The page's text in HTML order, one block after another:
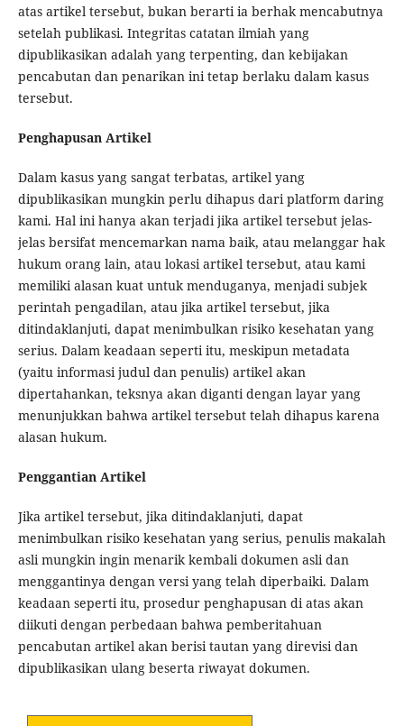
atas artikel tersebut, bukan berarti ia berhak mencabutnya
setelah publikasi. Integritas catatan ilmiah yang
dipublikasikan adalah yang terpenting, dan kebijakan
pencabutan dan penarikan ini tetap berlaku dalam kasus
tersebut.
Penghapusan Artikel
Dalam kasus yang sangat terbatas, artikel yang
dipublikasikan mungkin perlu dihapus dari platform daring
kami. Hal ini hanya akan terjadi jika artikel tersebut jelas-
jelas bersifat mencemarkan nama baik, atau melanggar hak
hukum orang lain, atau lokasi artikel tersebut, atau kami
memiliki alasan kuat untuk menduganya, menjadi subjek
perintah pengadilan, atau jika artikel tersebut, jika
ditindaklanjuti, dapat menimbulkan risiko kesehatan yang
serius. Dalam keadaan seperti itu, meskipun metadata
(yaitu informasi judul dan penulis) artikel akan
dipertahankan, teksnya akan diganti dengan layar yang
menunjukkan bahwa artikel tersebut telah dihapus karena
alasan hukum.
Penggantian Artikel
Jika artikel tersebut, jika ditindaklanjuti, dapat
menimbulkan risiko kesehatan yang serius, penulis makalah
asli mungkin ingin menarik kembali dokumen asli dan
menggantinya dengan versi yang telah diperbaiki. Dalam
keadaan seperti itu, prosedur penghapusan di atas akan
diikuti dengan perbedaan bahwa pemberitahuan
pencabutan artikel akan berisi tautan yang direvisi dan
dipublikasikan ulang beserta riwayat dokumen.